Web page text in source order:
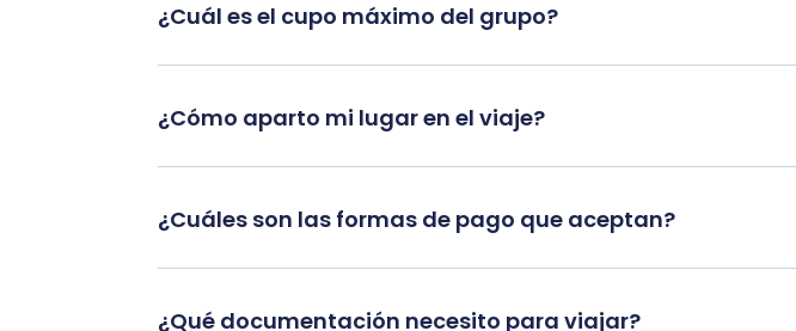
¿Cuál es el cupo máximo del grupo?
¿Cómo aparto mi lugar en el viaje?
¿Cuáles son las formas de pago que aceptan?
¿Qué documentación necesito para viajar?